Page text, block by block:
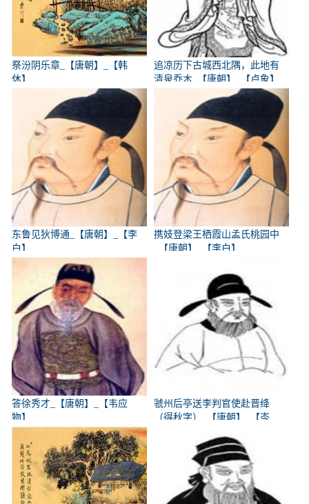
祭汾阴乐章_【唐朝】_【韩
休】
追凉历下古城西北隅，此地有
清泉乔木_【唐朝】_【卢象】
东鲁见狄博通_【唐朝】_【李
白】
携妓登梁王栖霞山孟氏桃园中
_【唐朝】_【李白】
答徐秀才_【唐朝】_【韦应
物】
虢州后亭送李判官使赴晋绛
（得秋字）_【唐朝】_【岑